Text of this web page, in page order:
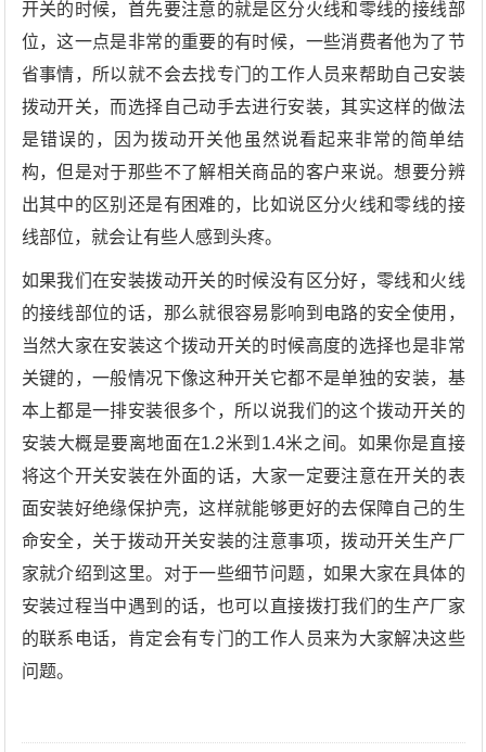
开关的时候，首先要注意的就是区分火线和零线的接线部
位，这一点是非常的重要的有时候，一些消费者他为了节
省事情，所以就不会去找专门的工作人员来帮助自己安装
拨动开关，而选择自己动手去进行安装，其实这样的做法
是错误的，因为拨动开关他虽然说看起来非常的简单结
构，但是对于那些不了解相关商品的客户来说。想要分辨
出其中的区别还是有困难的，比如说区分火线和零线的接
线部位，就会让有些人感到头疼。
如果我们在安装拨动开关的时候没有区分好，零线和火线
的接线部位的话，那么就很容易影响到电路的安全使用，
当然大家在安装这个拨动开关的时候高度的选择也是非常
关键的，一般情况下像这种开关它都不是单独的安装，基
本上都是一排安装很多个，所以说我们的这个拨动开关的
安装大概是要离地面在1.2米到1.4米之间。如果你是直接
将这个开关安装在外面的话，大家一定要注意在开关的表
面安装好绝缘保护壳，这样就能够更好的去保障自己的生
命安全，关于拨动开关安装的注意事项，拨动开关生产厂
家就介绍到这里。对于一些细节问题，如果大家在具体的
安装过程当中遇到的话，也可以直接拨打我们的生产厂家
的联系电话，肯定会有专门的工作人员来为大家解决这些
问题。